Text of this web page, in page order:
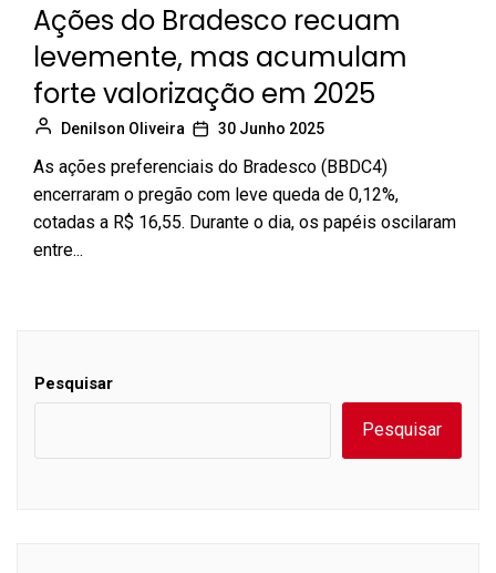
Ações do Bradesco recuam
levemente, mas acumulam
forte valorização em 2025
Denilson Oliveira 30 Junho 2025
As ações preferenciais do Bradesco (BBDC4)
encerraram o pregão com leve queda de 0,12%,
cotadas a R$ 16,55. Durante o dia, os papéis oscilaram
entre...
Pesquisar
Pesquisar